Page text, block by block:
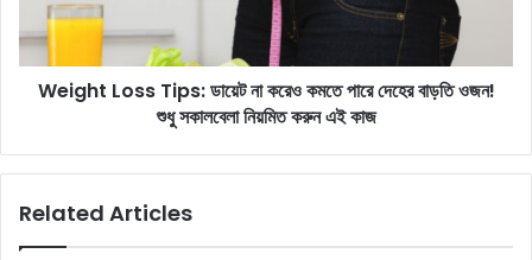
n
n
এ
o
s
:
Weight Loss Tips: ডায়েট না করেও কমতে পারে দেহের বাড়তি ওজন!
শুধু সকালবেলা নিয়মিত করুন এই কাজ
Related Articles